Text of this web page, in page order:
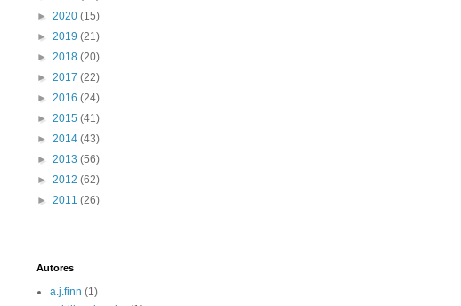
► 2020 (15)
► 2019 (21)
► 2018 (20)
► 2017 (22)
► 2016 (24)
► 2015 (41)
► 2014 (43)
► 2013 (56)
► 2012 (62)
► 2011 (26)
Autores
a.j.finn (1)